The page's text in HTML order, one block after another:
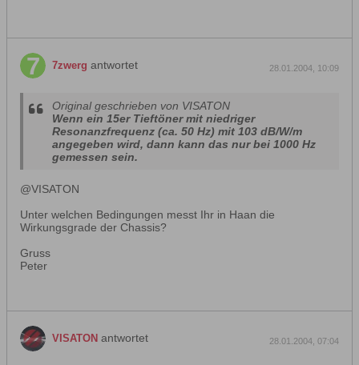
7zwerg antwortet 28.01.2004, 10:09
Original geschrieben von VISATON
Wenn ein 15er Tieftöner mit niedriger
Resonanzfrequenz (ca. 50 Hz) mit 103 dB/W/m
angegeben wird, dann kann das nur bei 1000 Hz
gemessen sein.
@VISATON
Unter welchen Bedingungen messt Ihr in Haan die
Wirkungsgrade der Chassis?
Gruss
Peter
VISATON antwortet 28.01.2004, 07:04